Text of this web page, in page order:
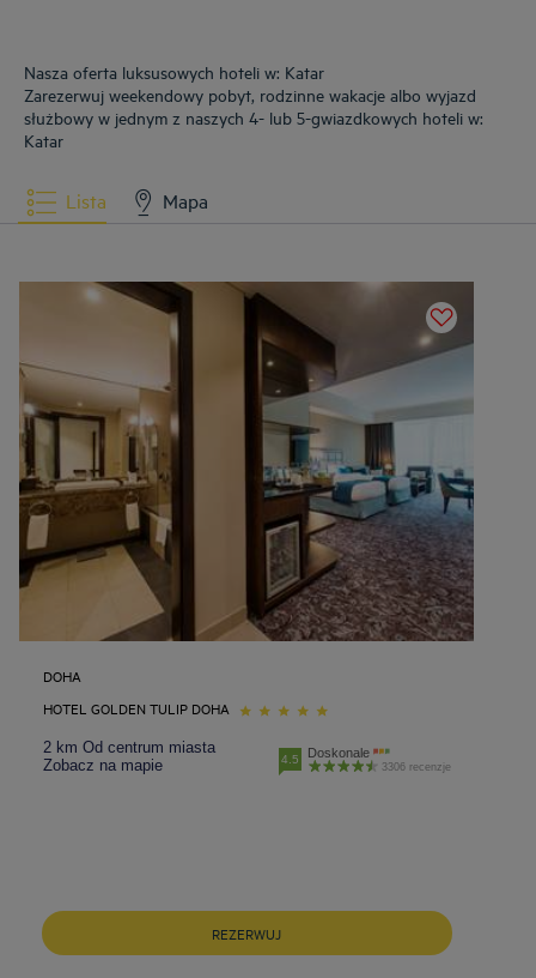
Nasza oferta luksusowych hoteli w: Katar
Zarezerwuj weekendowy pobyt, rodzinne wakacje albo wyjazd
służbowy w jednym z naszych 4- lub 5-gwiazdkowych hoteli w:
Katar
Lista Mapa
DOHA
HOTEL GOLDEN TULIP DOHA
2 km Od centrum miasta
Zobacz na mapie
4.5 Doskonale
3306 recenzje
REZERWUJ
Hotele w Berlin
Hotele w Gdansk